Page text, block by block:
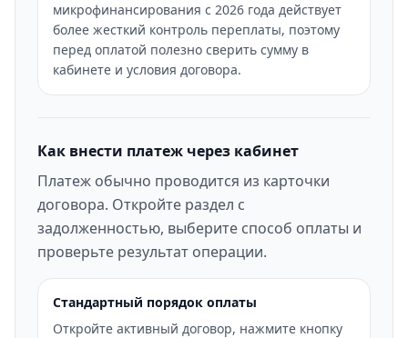
микрофинансирования с 2026 года действует
более жесткий контроль переплаты, поэтому
перед оплатой полезно сверить сумму в
кабинете и условия договора.
Как внести платеж через кабинет
Платеж обычно проводится из карточки
договора. Откройте раздел с
задолженностью, выберите способ оплаты и
проверьте результат операции.
Стандартный порядок оплаты
Откройте активный договор, нажмите кнопку